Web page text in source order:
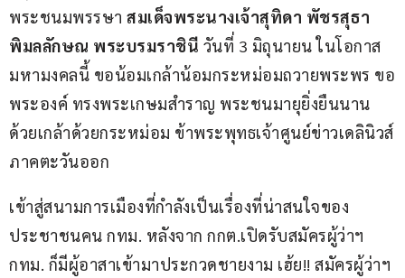
พระชนมพรรษา สมเด็จพระนางเจ้าสุทิดา พัชรสุธา
พิมลลักษณ พระบรมราชินี วันที่ 3 มิถุนายน ในโอกาส
มหามงคลนี้ ขอน้อมเกล้าน้อมกระหม่อมถวายพระพร ขอ
พระองค์ ทรงพระเกษมสำราญ พระชนมายุยิ่งยืนนาน
ด้วยเกล้าด้วยกระหม่อม ข้าพระพุทธเจ้าศูนย์ข่าวเดลินิวส์
ภาคตะวันออก
เข้าสู่สนามการเมืองที่กำลังเป็นเรื่องที่น่าสนใจของ
ประชาชนคน กทม. หลังจาก กกต.เปิดรับสมัครผู้ว่าฯ
กทม. ก็มีผู้อาสาเข้ามาประกวดชายงาม เฮ้ย!! สมัครผู้ว่าฯ